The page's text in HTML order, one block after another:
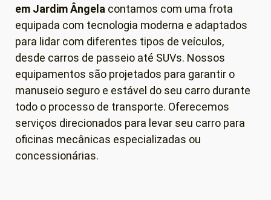
em Jardim Ângela contamos com uma frota
equipada com tecnologia moderna e adaptados
para lidar com diferentes tipos de veículos,
desde carros de passeio até SUVs. Nossos
equipamentos são projetados para garantir o
manuseio seguro e estável do seu carro durante
todo o processo de transporte. Oferecemos
serviços direcionados para levar seu carro para
oficinas mecânicas especializadas ou
concessionárias.